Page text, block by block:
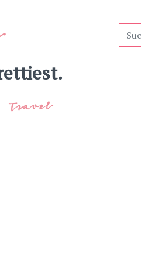
Travel